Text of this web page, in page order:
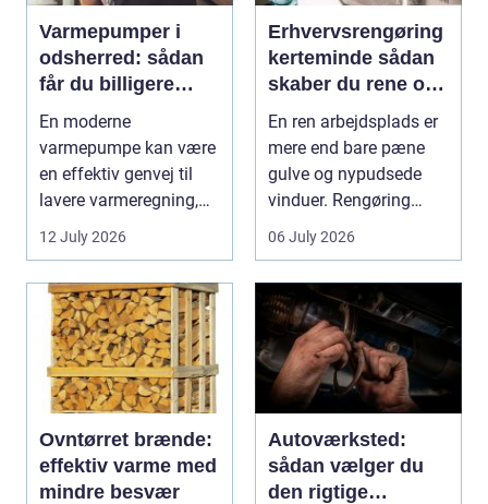
Varmepumper i
odsherred: sådan
får du billigere
varme og et bedre
En moderne
varmepumpe kan være
en effektiv genvej til
lavere varmeregning,
mindre CO2-udslip og
12 July 2026
Erhvervsrengøring
kerteminde sådan
skaber du rene og
trygge rammer på
arbejdspladsen
En ren arbejdsplads er
mere end bare pæne
gulve og nypudsede
vinduer. Rengøring
påvirker medarbejder...
06 July 2026
Ovntørret brænde:
effektiv varme med
mindre besvær
Autoværksted:
sådan vælger du
den rigtige